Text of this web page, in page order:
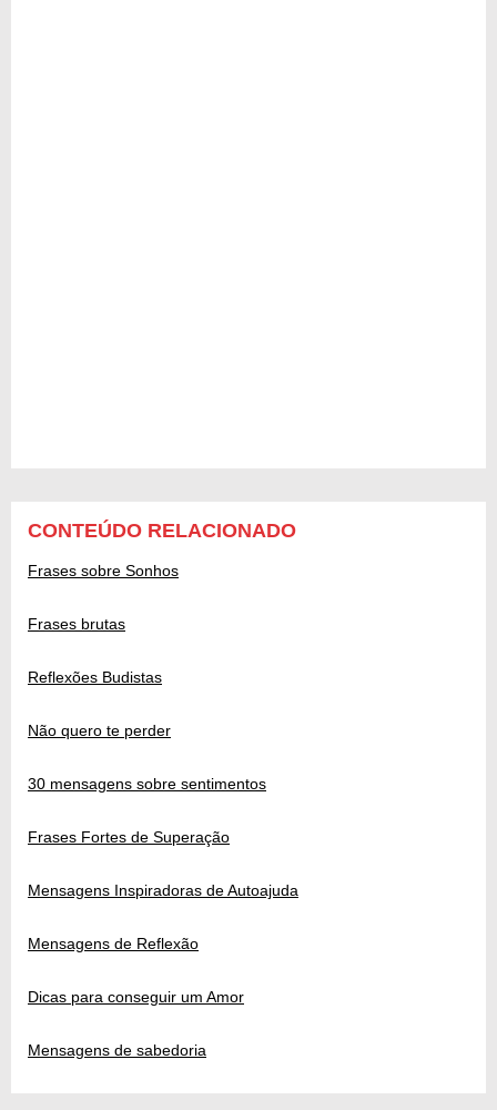
CONTEÚDO RELACIONADO
Frases sobre Sonhos
Frases brutas
Reflexões Budistas
Não quero te perder
30 mensagens sobre sentimentos
Frases Fortes de Superação
Mensagens Inspiradoras de Autoajuda
Mensagens de Reflexão
Dicas para conseguir um Amor
Mensagens de sabedoria